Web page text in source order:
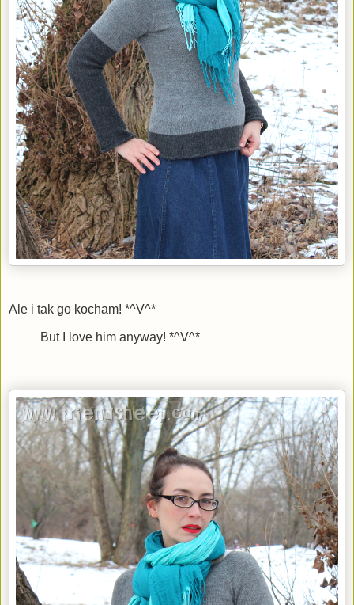
Ale i tak go kocham! *^V^*
But I love him anyway! *^V^*